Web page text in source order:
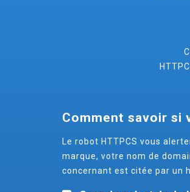
Comment savoir si
Le robot HTTPCS vous
marque, votre nom de
concernant est citée par un